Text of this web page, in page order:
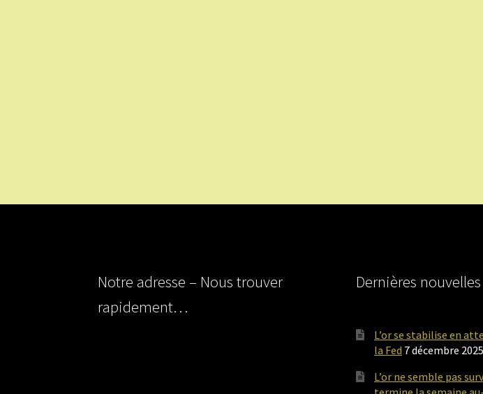
Notre adresse – Nous trouver
rapidement…
Dernières nouvelles
L’or se stabilise en
la Fed 7 décembre 2025
L’or ne semble pas